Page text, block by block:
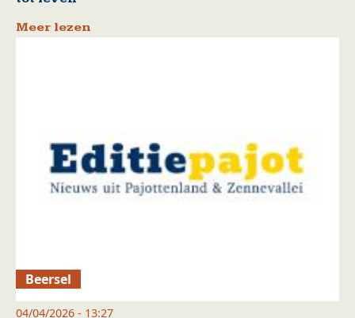
Meer lezen
Beersel
04/04/2026 - 13:27